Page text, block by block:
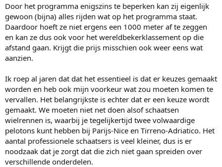
Door het programma enigszins te beperken kan zij eigenlijk
gewoon (bijna) alles rijden wat op het programma staat.
Daardoor hoeft ze niet ergens een 1000 meter af te zeggen
en kan ze dus ook voor het wereldbekerklassement op die
afstand gaan. Krijgt die prijs misschien ook weer eens wat
aanzien.
Ik roep al jaren dat dat het essentieel is dat er keuzes gemaakt
worden en heb ook mijn voorkeur wat zou moeten komen te
vervallen. Het belangrijkste is echter dat er een keuze wordt
gemaakt. We moeten niet net doen alsof schaatsen
wielrennen is, waarbij je tegelijkertijd twee volwaardige
pelotons kunt hebben bij Parijs-Nice en Tirreno-Adriatico. Het
aantal professionele schaatsers is veel kleiner, dus is er
noodzaak dat je zorgt dat die zich niet gaan spreiden over
verschillende onderdelen.